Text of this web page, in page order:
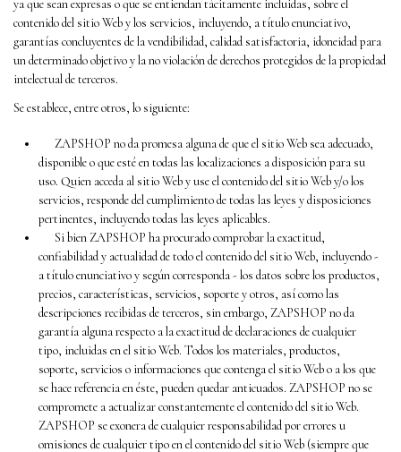
ya que sean expresas o que se entiendan tácitamente incluidas, sobre el
contenido del sitio Web y los servicios, incluyendo, a título enunciativo,
garantías concluyentes de la vendibilidad, calidad satisfactoria, idoneidad para
un determinado objetivo y la no violación de derechos protegidos de la propiedad
intelectual de terceros.
Se establece, entre otros, lo siguiente:
ZAPSHOP no da promesa alguna de que el sitio Web sea adecuado,
disponible o que esté en todas las localizaciones a disposición para su
uso. Quien acceda al sitio Web y use el contenido del sitio Web y/o los
servicios, responde del cumplimiento de todas las leyes y disposiciones
pertinentes, incluyendo todas las leyes aplicables.
Si bien ZAPSHOP ha procurado comprobar la exactitud,
confiabilidad y actualidad de todo el contenido del sitio Web, incluyendo -
a título enunciativo y según corresponda - los datos sobre los productos,
precios, características, servicios, soporte y otros, así como las
descripciones recibidas de terceros, sin embargo, ZAPSHOP no da
garantía alguna respecto a la exactitud de declaraciones de cualquier
tipo, incluidas en el sitio Web. Todos los materiales, productos,
soporte, servicios o informaciones que contenga el sitio Web o a los que
se hace referencia en éste, pueden quedar anticuados. ZAPSHOP no se
compromete a actualizar constantemente el contenido del sitio Web.
ZAPSHOP se exonera de cualquier responsabilidad por errores u
omisiones de cualquier tipo en el contenido del sitio Web (siempre que